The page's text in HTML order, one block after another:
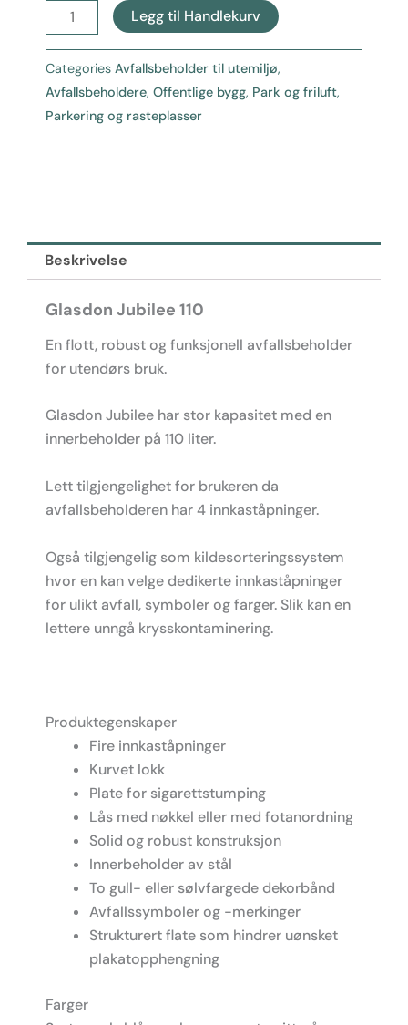
Glasdon
Jubilee
110
Avfallsbeholder
Legg til Handlekurv
Categories Avfallsbeholder til utemiljø,
Avfallsbeholdere, Offentlige bygg, Park og friluft,
Parkering og rasteplasser
Beskrivelse
Glasdon Jubilee 110
En flott, robust og funksjonell avfallsbeholder
for utendørs bruk.
Glasdon Jubilee har stor kapasitet med en
innerbeholder på 110 liter.
Lett tilgjengelighet for brukeren da
avfallsbeholderen har 4 innkaståpninger.
Også tilgjengelig som kildesorteringssystem
hvor en kan velge dedikerte innkaståpninger
for ulikt avfall, symboler og farger. Slik kan en
lettere unngå krysskontaminering.
Produktegenskaper
Fire innkaståpninger
Kurvet lokk
Plate for sigarettstumping
Lås med nøkkel eller med fotanordning
Solid og robust konstruksjon
Innerbeholder av stål
To gull- eller sølvfargede dekorbånd
Avfallssymboler og -merkinger
Strukturert flate som hindrer uønsket
plakatopphengning
Farger